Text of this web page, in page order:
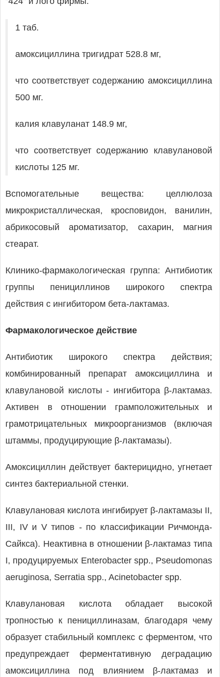
1 таб.
амоксициллина тригидрат 528.8 мг,
что соответствует содержанию амоксициллина
500 мг.
калия клавуланат 148.9 мг,
что соответствует содержанию клавулановой
кислоты 125 мг.
Вспомогательные вещества: целлюлоза
микрокристаллическая, кросповидон, ванилин,
абрикосовый ароматизатор, сахарин, магния
стеарат.
Клинико-фармакологическая группа: Антибиотик
группы пенициллинов широкого спектра
действия с ингибитором бета-лактамаз.
Фармакологическое действие
Антибиотик широкого спектра действия;
комбинированный препарат амоксициллина и
клавулановой кислоты - ингибитора β-лактамаз.
Активен в отношении грамположительных и
грамотрицательных микроорганизмов (включая
штаммы, продуцирующие β-лактамазы).
Амоксициллин действует бактерицидно, угнетает
синтез бактериальной стенки.
Клавулановая кислота ингибирует β-лактамазы II,
III, IV и V типов - по классификации Ричмонда-
Сайкса). Неактивна в отношении β-лактамаз типа
I, продуцируемых Enterobacter spp., Pseudomonas
aeruginosa, Serratia spp., Acinetobacter spp.
Клавулановая кислота обладает высокой
тропностью к пенициллиназам, благодаря чему
образует стабильный комплекс с ферментом, что
предупреждает ферментативную деградацию
амоксициллина под влиянием β-лактамаз и